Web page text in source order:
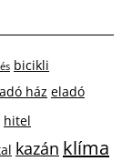
bicikli
ház eladó
hitel
kazán klíma